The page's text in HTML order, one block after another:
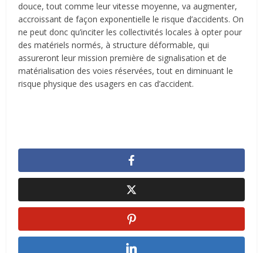
douce, tout comme leur vitesse moyenne, va augmenter,
accroissant de façon exponentielle le risque d’accidents. On
ne peut donc qu’inciter les collectivités locales à opter pour
des matériels normés, à structure déformable, qui
assureront leur mission première de signalisation et de
matérialisation des voies réservées, tout en diminuant le
risque physique des usagers en cas d’accident.